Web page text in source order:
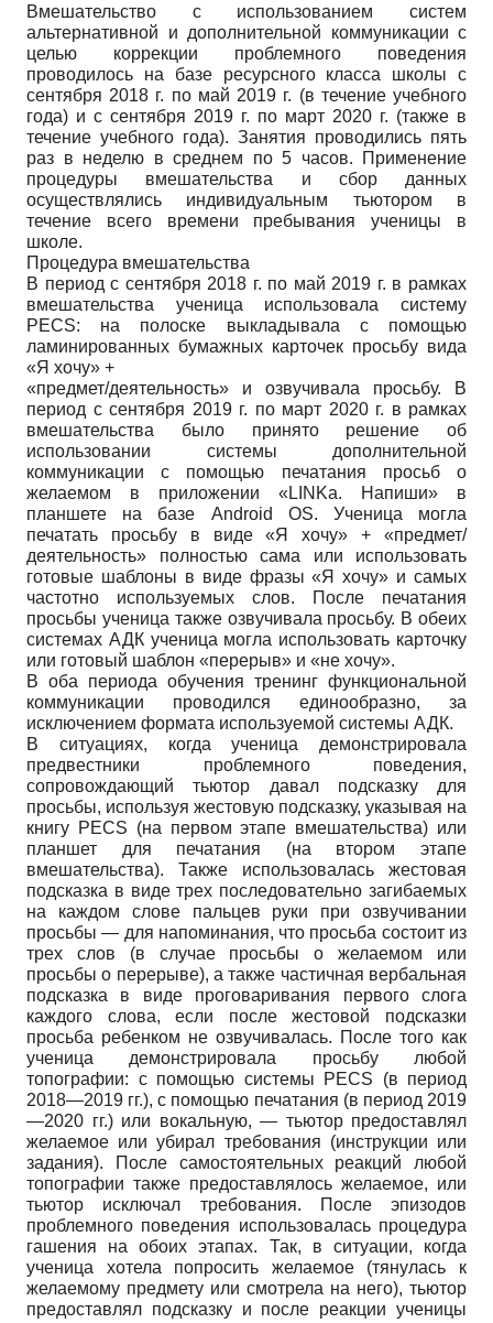
Вмешательство с использованием систем
альтернативной и дополнительной коммуникации с
целью коррекции проблемного поведения
проводилось на базе ресурсного класса школы с
сентября 2018 г. по май 2019 г. (в течение учебного
года) и с сентября 2019 г. по март 2020 г. (также в
течение учебного года). Занятия проводились пять
раз в неделю в среднем по 5 часов. Применение
процедуры вмешательства и сбор данных
осуществлялись индивидуальным тьютором в
течение всего времени пребывания ученицы в
школе.
Процедура вмешательства
В период с сентября 2018 г. по май 2019 г. в рамках
вмешательства ученица использовала систему
PECS: на полоске выкладывала с помощью
ламинированных бумажных карточек просьбу вида
«Я хочу» +
«предмет/деятельность» и озвучивала просьбу. В
период с сентября 2019 г. по март 2020 г. в рамках
вмешательства было принято решение об
использовании системы дополнительной
коммуникации с помощью печатания просьб о
желаемом в приложении «LINKa. Напиши» в
планшете на базе Android OS. Ученица могла
печатать просьбу в виде «Я хочу» + «предмет/
деятельность» полностью сама или использовать
готовые шаблоны в виде фразы «Я хочу» и самых
частотно используемых слов. После печатания
просьбы ученица также озвучивала просьбу. В обеих
системах АДК ученица могла использовать карточку
или готовый шаблон «перерыв» и «не хочу».
В оба периода обучения тренинг функциональной
коммуникации проводился единообразно, за
исключением формата используемой системы АДК.
В ситуациях, когда ученица демонстрировала
предвестники проблемного поведения,
сопровождающий тьютор давал подсказку для
просьбы, используя жестовую подсказку, указывая на
книгу PECS (на первом этапе вмешательства) или
планшет для печатания (на втором этапе
вмешательства). Также использовалась жестовая
подсказка в виде трех последовательно загибаемых
на каждом слове пальцев руки при озвучивании
просьбы — для напоминания, что просьба состоит из
трех слов (в случае просьбы о желаемом или
просьбы о перерыве), а также частичная вербальная
подсказка в виде проговаривания первого слога
каждого слова, если после жестовой подсказки
просьба ребенком не озвучивалась. После того как
ученица демонстрировала просьбу любой
топографии: с помощью системы PECS (в период
2018—2019 гг.), с помощью печатания (в период 2019
—2020 гг.) или вокальную, — тьютор предоставлял
желаемое или убирал требования (инструкции или
задания). После самостоятельных реакций любой
топографии также предоставлялось желаемое, или
тьютор исключал требования. После эпизодов
проблемного поведения использовалась процедура
гашения на обоих этапах. Так, в ситуации, когда
ученица хотела попросить желаемое (тянулась к
желаемому предмету или смотрела на него), тьютор
предоставлял подсказку и после реакции ученицы